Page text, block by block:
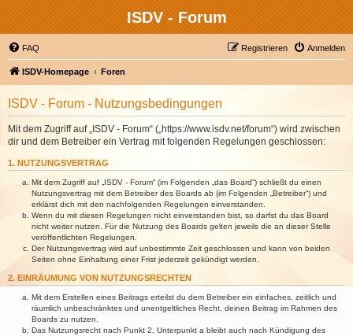
ISDV - Forum
FAQ Anmelden
Registrieren
ISDV-Homepage Foren
ISDV - Forum - Nutzungsbedingungen
Mit dem Zugriff auf „ISDV - Forum“ („https://www.isdv.net/forum“) wird zwischen
dir und dem Betreiber ein Vertrag mit folgenden Regelungen geschlossen:
1. NUTZUNGSVERTRAG
Mit dem Zugriff auf „ISDV - Forum“ (im Folgenden „das Board“) schließt du einen
Nutzungsvertrag mit dem Betreiber des Boards ab (im Folgenden „Betreiber“) und
erklärst dich mit den nachfolgenden Regelungen einverstanden.
Wenn du mit diesen Regelungen nicht einverstanden bist, so darfst du das Board
nicht weiter nutzen. Für die Nutzung des Boards gelten jeweils die an dieser Stelle
veröffentlichten Regelungen.
Der Nutzungsvertrag wird auf unbestimmte Zeit geschlossen und kann von beiden
Seiten ohne Einhaltung einer Frist jederzeit gekündigt werden.
2. EINRÄUMUNG VON NUTZUNGSRECHTEN
Mit dem Erstellen eines Beitrags erteilst du dem Betreiber ein einfaches, zeitlich und
räumlich unbeschränktes und unentgeltliches Recht, deinen Beitrag im Rahmen des
Boards zu nutzen.
Das Nutzungsrecht nach Punkt 2, Unterpunkt a bleibt auch nach Kündigung des